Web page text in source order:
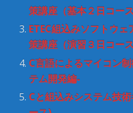
ま
す
い
ウ
ン
ド
ウ
で
開
き
ま
す
策講座（基本２日コース
ETEC組込みソフトウ
策講座（演習３日コース
C言語によるマイコン
テム開発編-
Cと組込みシステム技